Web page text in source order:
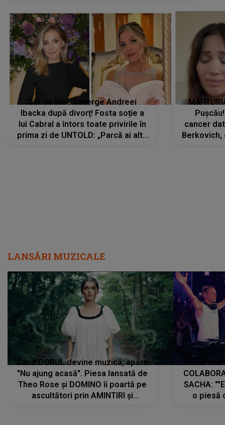
Cât de bine îi merge Andreei
Ibacka după divorț! Fosta soție a
lui Cabral a întors toate privirile în
prima zi de UNTOLD: „Parcă ai altă
cancer
Berkovich,
LANSĂRI MUZICALE
Când DORUL devine muzică, apare
"Nu ajung acasă". Piesa lansată de
Theo Rose și DOMINO îi poartă pe
ascultători prin AMINTIRI și
SACHA:
o piesă